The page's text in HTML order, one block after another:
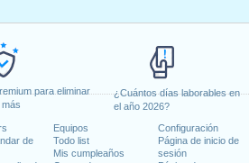
para eliminar
¿Cuántos días laborables en
el año 2026?
de
Equipos
Todo list
Mis cumpleaños
Configuración
Página de inicio de
sesión